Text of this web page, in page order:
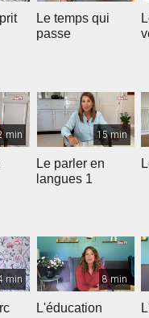
Le temps qui
passe
min 15 min
Le parler en
langues 1
min 8 min
L'éducation